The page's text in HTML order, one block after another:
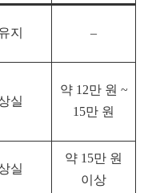
지 –
실
약 12만 원 ~
15만 원
실
약 15만 원
이상